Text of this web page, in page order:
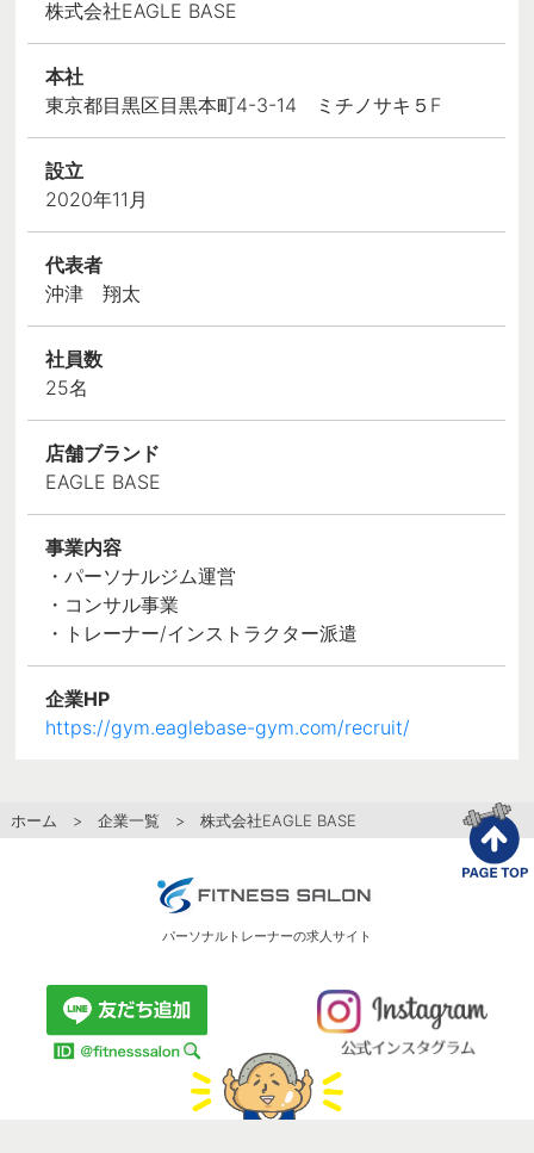
株式会社EAGLE BASE
本社
東京都目黒区目黒本町4-3-14 ミチノサキ５F
設立
2020年11月
代表者
沖津 翔太
社員数
25名
店舗ブランド
EAGLE BASE
事業内容
・パーソナルジム運営
・コンサル事業
・トレーナー/インストラクター派遣
企業HP
https://gym.eaglebase-gym.com/recruit/
ホーム > 企業一覧 > 株式会社EAGLE BASE
パーソナルトレーナーの求人サイト